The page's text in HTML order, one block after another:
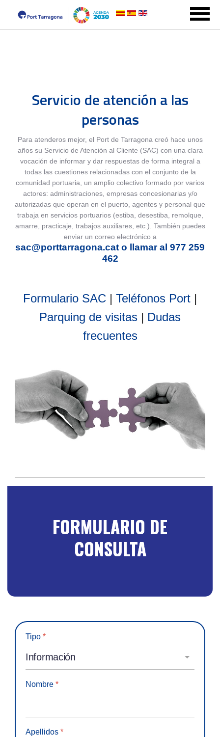
Servicio de atención a las
personas
Para atenderos mejor, el Port de Tarragona creó hace unos
años su Servicio de Atención al Cliente (SAC) con una clara
vocación de informar y dar respuestas de forma integral a
todas las cuestiones relacionadas con el conjunto de la
comunidad portuaria, un amplio colectivo formado por varios
actores: administraciones, empresas concesionarias y/o
autorizadas que operan en el puerto, agentes y personal que
trabaja en servicios portuarios (estiba, desestiba, remolque,
amarre, practicaje, trabajos auxiliares, etc.). También puedes
enviar un correo electrónico a
sac@porttarragona.cat o llamar al 977 259
462
Formulario SAC | Teléfonos Port |
Parquing de visitas | Dudas
frecuentes
FORMULARIO DE
CONSULTA
Tipo *
Nombre *
Apellidos *